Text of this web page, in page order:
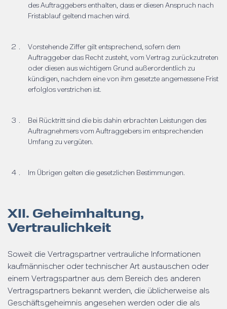
des Auftraggebers enthalten, dass er diesen Anspruch nach
Fristablauf geltend machen wird.
Vorstehende Ziffer gilt entsprechend, sofern dem
Auftraggeber das Recht zusteht, vom Vertrag zurückzutreten
oder diesen aus wichtigem Grund außerordentlich zu
kündigen, nachdem eine von ihm gesetzte angemessene Frist
erfolglos verstrichen ist.
Bei Rücktritt sind die bis dahin erbrachten Leistungen des
Auftragnehmers vom Auftraggebers im entsprechenden
Umfang zu vergüten.
Im Übrigen gelten die gesetzlichen Bestimmungen.
XII. Geheimhaltung,
Vertraulichkeit
Soweit die Vertragspartner vertrauliche Informationen
kaufmännischer oder technischer Art austauschen oder
einem Vertragspartner aus dem Bereich des anderen
Vertragspartners bekannt werden, die üblicherweise als
Geschäftsgeheimnis angesehen werden oder die als